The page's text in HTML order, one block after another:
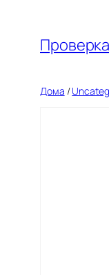
содржината
Дома /